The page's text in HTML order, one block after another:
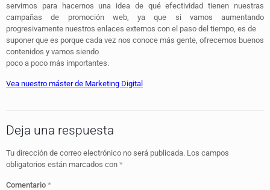
servirnos para hacernos una idea de qué efectividad tienen nuestras
campañas de promoción web, ya que si vamos aumentando
progresivamente nuestros enlaces externos con el paso del tiempo, es de
suponer que es porque cada vez nos conoce más gente, ofrecemos buenos
contenidos y vamos siendo
poco a poco más importantes.
Vea nuestro máster de Marketing Digital
Deja una respuesta
Tu dirección de correo electrónico no será publicada. Los campos
obligatorios están marcados con *
Comentario *